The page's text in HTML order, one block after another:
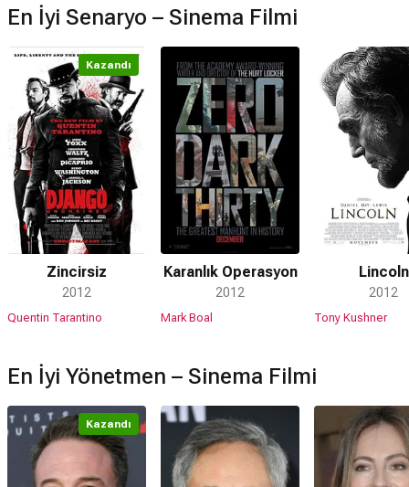
En İyi Senaryo – Sinema Filmi
Kazandı
Zincirsiz
2012
Quentin Tarantino
Karanlık Operasyon
2012
Mark Boal
Lincoln
2012
Tony Kushner
En İyi Yönetmen – Sinema Filmi
Kazandı